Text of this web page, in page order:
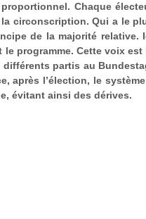
Chaque
circonscription. Qui a le
de la majorité relative.
programme. Cette voix est
partis au
après l’élection, le
évitant ainsi des dérives.